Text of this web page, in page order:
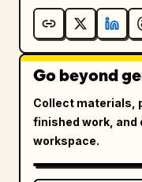
Go beyond
Collect materials,
finished work, and
workspace.